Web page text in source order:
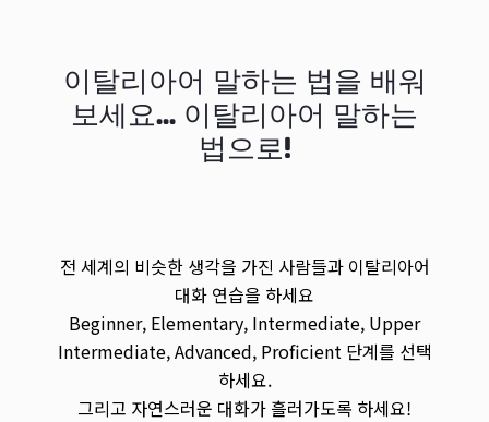
이탈리아어 말하는 법을 배워
보세요... 이탈리아어 말하는
법으로!
전 세계의 비슷한 생각을 가진 사람들과 이탈리아어
대화 연습을 하세요
Beginner, Elementary, Intermediate, Upper
Intermediate, Advanced, Proficient 단계를 선택
하세요.
그리고 자연스러운 대화가 흘러가도록 하세요!